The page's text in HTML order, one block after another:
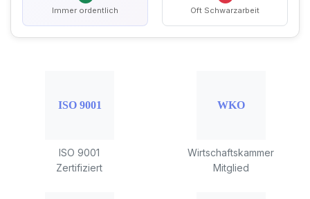
Immer ordentlich Oft Schwarzarbeit
ISO 9001
Zertifiziert
Wirtschaftskammer
Mitglied